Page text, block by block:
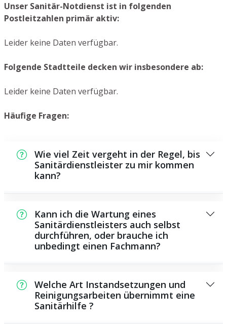
Unser Sanitär-Notdienst ist in folgenden
Postleitzahlen primär aktiv:
Leider keine Daten verfügbar.
Folgende Stadtteile decken wir insbesondere ab:
Leider keine Daten verfügbar.
Häufige Fragen:
Wie viel Zeit vergeht in der Regel, bis
Sanitärdienstleister zu mir kommen
kann?
Zeitraum an der Schadensstelle sein. Das
hängt unter anderem von der Auftragslage
zu diesem Zeitpunkt ab sowie von der
Verkehrssituation und der Entfernung zu
Kann ich die Wartung eines
Sanitärdienstleisters auch selbst
durchführen, oder brauche ich
unbedingt einen Fachmann?
Wartungsarbeiten, die Sie eigenständig
ausführen können, beispielsweise das
Verwenden von Rohrreinigungsmitteln aus
Welche Art Instandsetzungen und
Reinigungsarbeiten übernimmt eine
Sanitärhilfe ?